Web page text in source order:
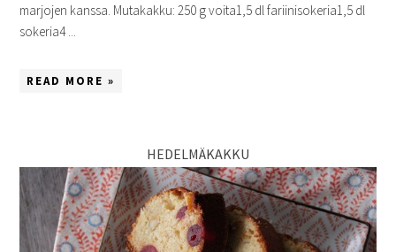
marjojen kanssa. Mutakakku: 250 g voita1,5 dl fariinisokeria1,5 dl
sokeria4 ...
READ MORE »
HEDELMÄKAKKU